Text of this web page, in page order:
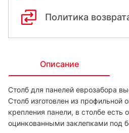
Политика
Описание
Столб для панелей еврозабора
Столб изготовлен из профильной
крепления панели, в столбе есть
оцинкованными заклепками под